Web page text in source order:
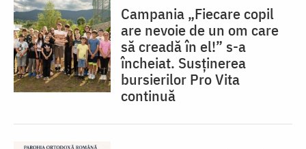
Campania „Fiecare copil
are nevoie de un om care
să creadă în el!” s-a
încheiat. Susținerea
bursierilor Pro Vita
continuă